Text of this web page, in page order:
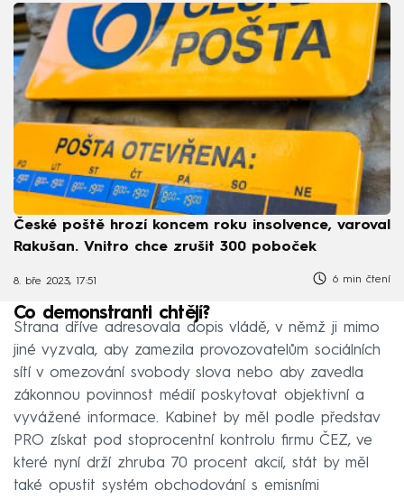
České poště hrozí koncem roku insolvence, varoval
Rakušan. Vnitro chce zrušit 300 poboček
8. bře 2023, 17:51 6 min čtení
Co demonstranti chtějí?
Strana dříve adresovala dopis vládě, v němž ji mimo
jiné vyzvala, aby zamezila provozovatelům sociálních
sítí v omezování svobody slova nebo aby zavedla
zákonnou povinnost médií poskytovat objektivní a
vyvážené informace. Kabinet by měl podle představ
PRO získat pod stoprocentní kontrolu firmu ČEZ, ve
které nyní drží zhruba 70 procent akcií, stát by měl
také opustit systém obchodování s emisními